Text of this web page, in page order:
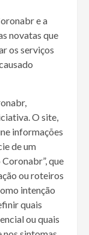
e a
novatas que
os serviços
O site,
informações
de um
que
ou roteiros
intenção
quais
ou quais